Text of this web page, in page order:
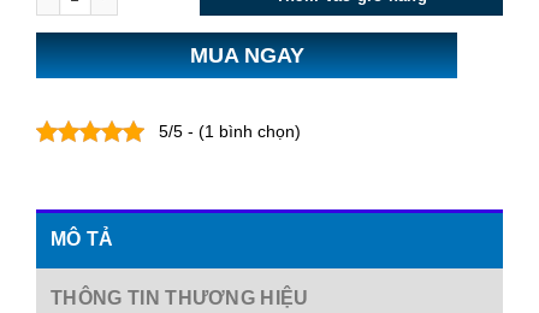
MUA NGAY
5/5 - (1 bình chọn)
MÔ TẢ
THÔNG TIN THƯƠNG HIỆU